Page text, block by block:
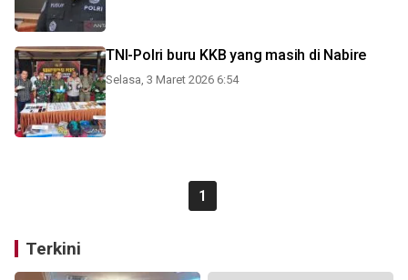
TNI-Polri buru KKB yang masih di Nabire
Selasa, 3 Maret 2026 6:54
1
Terkini